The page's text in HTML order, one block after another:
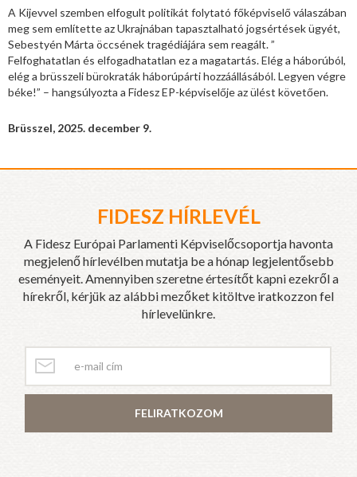
A Kijevvel szemben elfogult politikát folytató főképviselő válaszában
meg sem említette az Ukrajnában tapasztalható jogsértések ügyét,
Sebestyén Márta öccsének tragédiájára sem reagált. ”
Felfoghatatlan és elfogadhatatlan ez a magatartás. Elég a háborúból,
elég a brüsszeli bürokraták háborúpárti hozzáállásából. Legyen végre
béke!” – hangsúlyozta a Fidesz EP-képviselője az ülést követően.
Brüsszel, 2025. december 9.
FIDESZ HÍRLEVÉL
A Fidesz Európai Parlamenti Képviselőcsoportja havonta
megjelenő hírlevélben mutatja be a hónap legjelentősebb
eseményeit. Amennyiben szeretne értesítőt kapni ezekről a
hírekről, kérjük az alábbi mezőket kitöltve iratkozzon fel
hírlevelünkre.
FELIRATKOZOM